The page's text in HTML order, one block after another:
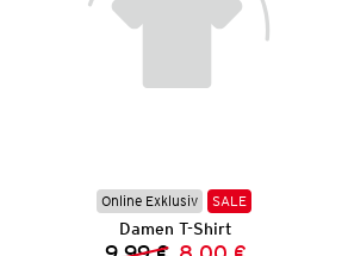
Online Exklusiv SALE
Damen T-Shirt